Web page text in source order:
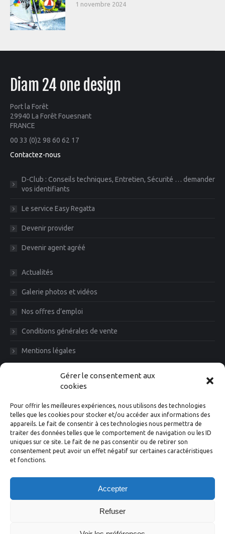
Gérer le consentement aux
cookies
Pour offrir les meilleures expériences, nous utilisons des technologies
telles que les cookies pour stocker et/ou accéder aux informations des
appareils. Le fait de consentir à ces technologies nous permettra de
traiter des données telles que le comportement de navigation ou les ID
uniques sur ce site. Le fait de ne pas consentir ou de retirer son
consentement peut avoir un effet négatif sur certaines caractéristiques
et fonctions.
Accepter
Refuser
1 novembre 2024
Diam 24 one design
Port la Forêt
29940 La Forêt Fouesnant
FRANCE
00 33 (0)2 98 60 62 17
Contactez-nous
D-Club : Conseils techniques, Entretien, Sécurité … demander
vos identifiants
Le service Easy Regatta
Devenir provider
Devenir agent agréé
Actualités
Galerie photos et vidéos
Nos offres d’emploi
Conditions générales de vente
Mentions légales
Diam News, Restons en contact
Facebook
Instagram
X LinkedIn
YouTube